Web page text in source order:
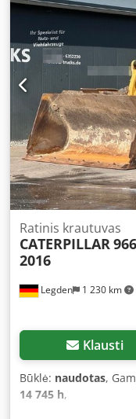
galioja tik mūsų
daugiau nei 400
000 m² sandėliavimo
daugiau nei 10 000
mašinas, gamybos
Daugiau pasiūlymų
galimos susitarus iš
Markus Hirsch
Legden 1 230 km
Ratinis krautuvas
CATERPILLAR
2016
Klausti
Būklė: naudotas,
14 745 h,